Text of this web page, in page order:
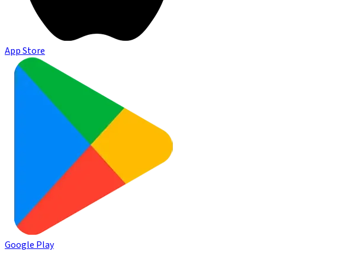
App Store
Google Play